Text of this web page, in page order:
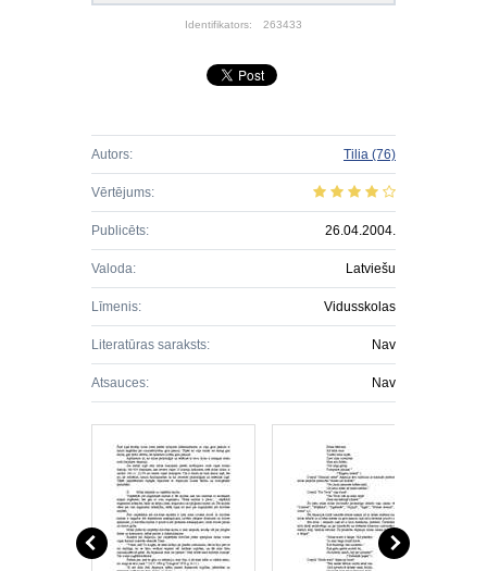
Identifikators: 263433
Autors: Tilia (76)
Vērtējums:
Publicēts: 26.04.2004.
Valoda: Latviešu
Līmenis: Vidusskolas
Literatūras saraksts: Nav
Atsauces: Nav